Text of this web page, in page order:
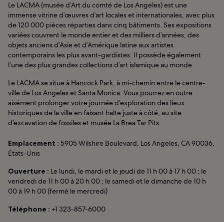
Le LACMA (musée d’Art du comté de Los Angeles) est une
immense vitrine d’œuvres d’art locales et internationales, avec plus
de 120 000 pièces réparties dans cinq bâtiments. Ses expositions
variées couvrent le monde entier et des milliers d’années, des
objets anciens d’Asie et d’Amérique latine aux artistes
contemporains les plus avant-gardistes. Il possède également
l’une des plus grandes collections d’art islamique au monde.
Le LACMA se situe à Hancock Park, à mi-chemin entre le centre-
ville de Los Angeles et Santa Monica. Vous pourrez en outre
aisément prolonger votre journée d’exploration des lieux
historiques de la ville en faisant halte juste à côté, au site
d’excavation de fossiles et musée La Brea Tar Pits.
Emplacement : 5905 Wilshire Boulevard, Los Angeles, CA 90036,
États-Unis
Ouverture : Le lundi, le mardi et le jeudi de 11 h 00 à 17 h 00 ; le
vendredi de 11 h 00 à 20 h 00 ; le samedi et le dimanche de 10 h
00 à 19 h 00 (fermé le mercredi)
Téléphone : +1 323-857-6000